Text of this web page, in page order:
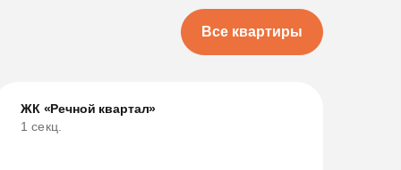
Все квартиры
ЖК «Речной квартал»
1 секц.